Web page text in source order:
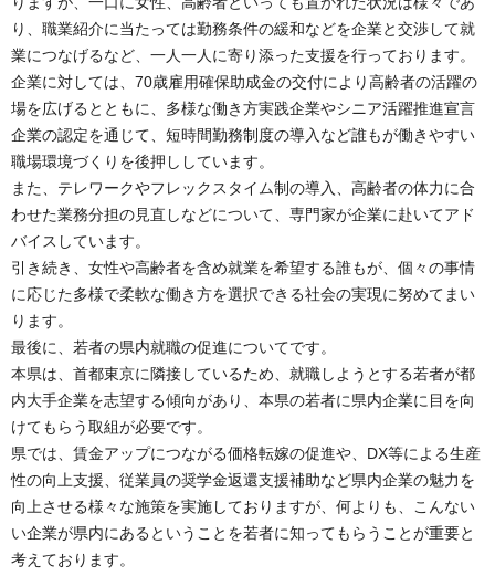
り、職業紹介に当たっては勤務条件の緩和などを企業と交渉して就
業につなげるなど、一人一人に寄り添った支援を行っております。
企業に対しては、70歳雇用確保助成金の交付により高齢者の活躍の
場を広げるとともに、多様な働き方実践企業やシニア活躍推進宣言
企業の認定を通じて、短時間勤務制度の導入など誰もが働きやすい
職場環境づくりを後押ししています。
また、テレワークやフレックスタイム制の導入、高齢者の体力に合
わせた業務分担の見直しなどについて、専門家が企業に赴いてアド
バイスしています。
引き続き、女性や高齢者を含め就業を希望する誰もが、個々の事情
に応じた多様で柔軟な働き方を選択できる社会の実現に努めてまい
ります。
最後に、若者の県内就職の促進についてです。
本県は、首都東京に隣接しているため、就職しようとする若者が都
内大手企業を志望する傾向があり、本県の若者に県内企業に目を向
けてもらう取組が必要です。
県では、賃金アップにつながる価格転嫁の促進や、DX等による生産
性の向上支援、従業員の奨学金返還支援補助など県内企業の魅力を
向上させる様々な施策を実施しておりますが、何よりも、こんない
い企業が県内にあるということを若者に知ってもらうことが重要と
考えております。